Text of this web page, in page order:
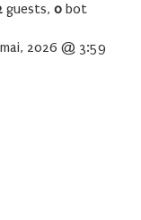
guests, 0 bot
2026 @ 3:59